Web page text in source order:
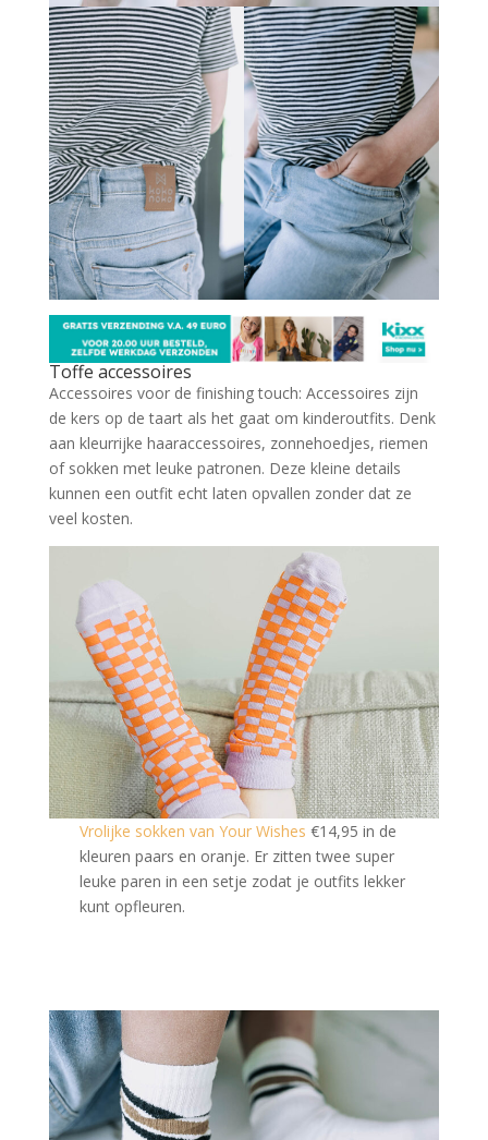
Toffe accessoires
Accessoires voor de finishing touch: Accessoires zijn
de kers op de taart als het gaat om kinderoutfits. Denk
aan kleurrijke haaraccessoires, zonnehoedjes, riemen
of sokken met leuke patronen. Deze kleine details
kunnen een outfit echt laten opvallen zonder dat ze
veel kosten.
Vrolijke sokken van Your Wishes €14,95 in de
kleuren paars en oranje. Er zitten twee super
leuke paren in een setje zodat je outfits lekker
kunt opfleuren.